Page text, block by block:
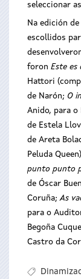
seleccionar
Na edición
escollidos
foron Este es
Hattori
de Narón; O
Anido, para o
de Estela
de Areta
Peluda
punto punto
de Óscar
Coruña;As
para o
Begoña
Castro da